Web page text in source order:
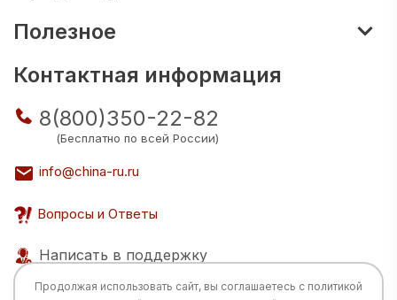
Полезное
Контактная информация
8(800)350-22-82
(Бесплатно по всей России)
info@china-ru.ru
Вопросы и Ответы
Написать в поддержку
Продолжая использовать сайт, вы соглашаетесь с политикой